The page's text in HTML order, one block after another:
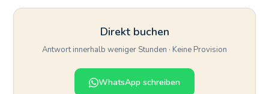
Direkt buchen
Antwort innerhalb weniger Stunden · Keine Provision
WhatsApp schreiben